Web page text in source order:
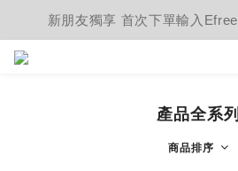
新朋友獨享 首次下單輸入
產品全系
商品排序